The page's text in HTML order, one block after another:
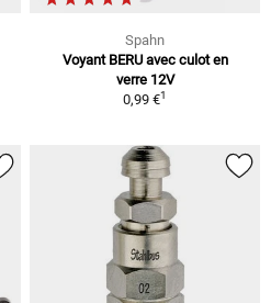
Spahn
Voyant BERU avec culot en
verre 12V
0,99 €1